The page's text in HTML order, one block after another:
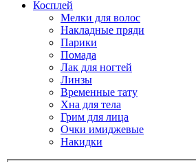
Косплей
Мелки для волос
Накладные пряди
Парики
Помада
Лак для ногтей
Линзы
Временные тату
Хна для тела
Грим для лица
Очки имиджевые
Накидки